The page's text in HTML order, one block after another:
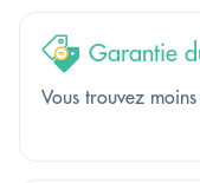
Garantie
Vous trouvez